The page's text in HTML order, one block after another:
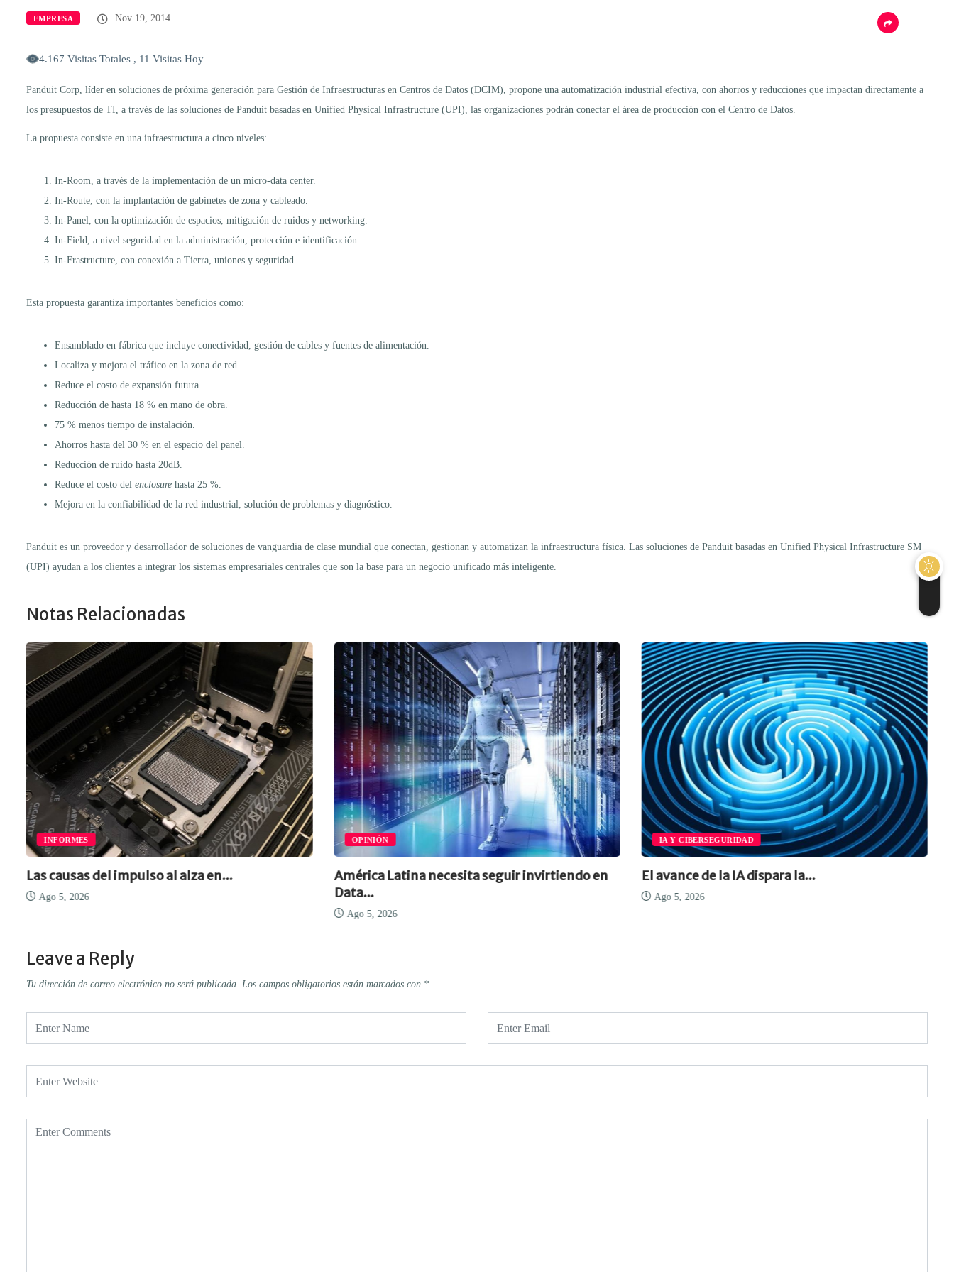
EMPRESA Nov 19, 2014
4.167 Visitas Totales , 11 Visitas Hoy
Panduit Corp, líder en soluciones de próxima generación para Gestión de Infraestructuras en Centros de Datos (DCIM), propone una automatización industrial efectiva, con ahorros y reducciones que impactan directamente a
los presupuestos de TI, a través de las soluciones de Panduit basadas en Unified Physical Infrastructure (UPI), las organizaciones podrán conectar el área de producción con el Centro de Datos.
La propuesta consiste en una infraestructura a cinco niveles:
In-Room, a través de la implementación de un micro-data center.
In-Route, con la implantación de gabinetes de zona y cableado.
In-Panel, con la optimización de espacios, mitigación de ruidos y networking.
In-Field, a nivel seguridad en la administración, protección e identificación.
In-Frastructure, con conexión a Tierra, uniones y seguridad.
Esta propuesta garantiza importantes beneficios como:
Ensamblado en fábrica que incluye conectividad, gestión de cables y fuentes de alimentación.
Localiza y mejora el tráfico en la zona de red
Reduce el costo de expansión futura.
Reducción de hasta 18 % en mano de obra.
75 % menos tiempo de instalación.
Ahorros hasta del 30 % en el espacio del panel.
Reducción de ruido hasta 20dB.
Reduce el costo del enclosure hasta 25 %.
Mejora en la confiabilidad de la red industrial, solución de problemas y diagnóstico.
Panduit es un proveedor y desarrollador de soluciones de vanguardia de clase mundial que conectan, gestionan y automatizan la infraestructura física. Las soluciones de Panduit basadas en Unified Physical Infrastructure SM
(UPI) ayudan a los clientes a integrar los sistemas empresariales centrales que son la base para un negocio unificado más inteligente.
Notas Relacionadas
INFORMES
Las causas del impulso al alza en...
Ago 5, 2026
OPINIÓN
América Latina necesita seguir invirtiendo en
Data...
Ago 5, 2026
IA Y CIBERSEGURIDAD
El avance de la IA dispara la...
Ago 5, 2026
Leave a Reply
Tu dirección de correo electrónico no será publicada. Los campos obligatorios están marcados con *